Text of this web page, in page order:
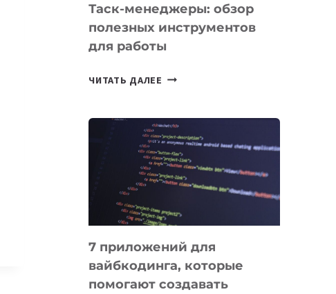
Таск-менеджеры: обзор
полезных инструментов
для работы
ЧИТАТЬ ДАЛЕЕ ТАСК-
ПОЛЕЗНЫХ
ИНСТРУМЕНТОВ
ДЛЯ
РАБОТЫ
7 приложений для
вайбкодинга, которые
помогают создавать